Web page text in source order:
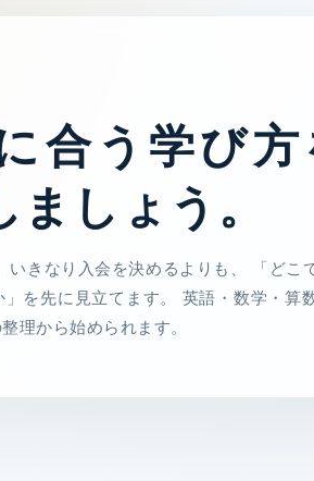
合う学び方
ましょう。
いきなり入会を決めるよりも、 「どこ
を先に見立てます。 英語・数学・算
理から始められます。